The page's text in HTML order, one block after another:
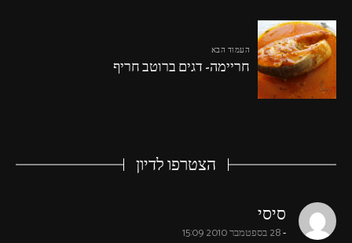
העמוד הבא
חריימה- דגים ברוטב חריף
הצטרפו לדיון
סיסיsays:
28 בספטמבר 2010 15:09